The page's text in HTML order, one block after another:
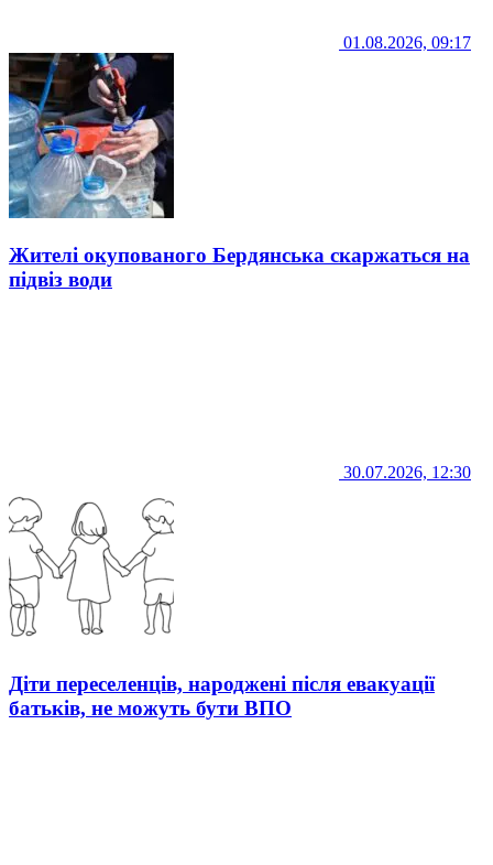
01.08.2026, 09:17
Жителі окупованого Бердянська скаржаться на
підвіз води
30.07.2026, 12:30
Діти переселенців, народжені після евакуації
батьків, не можуть бути ВПО